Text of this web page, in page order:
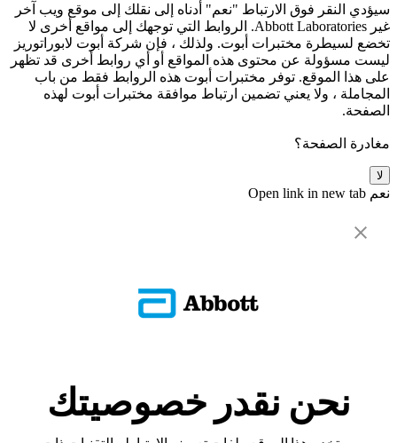
سيؤدي النقر فوق الارتباط "نعم" أدناه إلى نقلك إلى موقع ويب آخر
غير Abbott Laboratories. الروابط التي توجهك إلى مواقع أخرى لا
تخضع لسيطرة مختبرات أبوت. ولذلك ، فإن شركة أبوت لابوراتوريز
ليست مسؤولة عن محتوى هذه المواقع أو أي روابط أخرى قد تظهر
على هذا الموقع. توفر مختبرات أبوت هذه الروابط فقط من باب
المجاملة ، ولا يعني تضمين ارتباط موافقة مختبرات أبوت لهذه
الصفحة.
مغادرة الصفحة؟
لا
نعم Open link in new tab
نحن نقدر خصوصيتك